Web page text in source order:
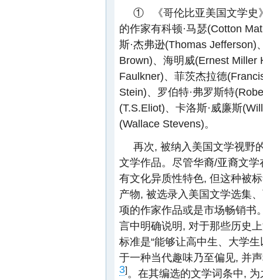
① 《哥伦比亚美国文学史
的作家有科顿·马瑟(Cotton
斯·杰弗逊(Thomas Jefferson)
Brown)、海明威(Ernest Miller
Faulkner)、菲茨杰拉德
Stein)、罗伯特·弗罗斯特
(T.S.Eliot)、卡洛斯·威廉斯
(Wallace Stevens)。
再次, 被纳入美国文学视野
文学作品。尽管华裔/亚裔文
有文化异质性特色, 但这种被
产物, 被选录入美国文学选集
项的作家作品或是市场畅销书
言中明确说明, 对于那些历史
标准是“能够让高中生、大学
于一种当代趣味乃至偏见, 并
3]。在其编选的文学词条中,